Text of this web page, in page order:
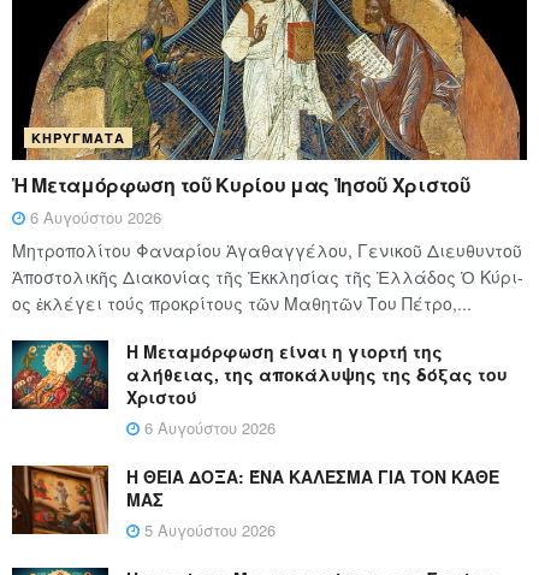
ΚΗΡΎΓΜΑΤΑ
Ἡ Μεταμόρφωση τοῦ Κυρίου μας Ἰησοῦ Χριστοῦ
6 Αυγούστου 2026
Μητροπολίτου Φαναρίου Ἀγαθαγγέλου, Γενικοῦ Διευθυντοῦ
Ἀποστολικῆς Διακονίας τῆς Ἐκκλησίας τῆς Ἑλλάδος Ὁ Κύ­ρι­
ος ἐκλέγει τούς προ­κρί­τους τῶν Μα­θη­τῶν Του Πέ­τρο,...
Η Μεταμόρφωση είναι η γιορτή της
αλήθειας, της αποκάλυψης της δόξας του
Χριστού
6 Αυγούστου 2026
Η ΘΕΙΑ ΔΟΞΑ: ΈΝΑ ΚΑΛΕΣΜΑ ΓΙΑ ΤΟΝ ΚΑΘΕ
ΜΑΣ
5 Αυγούστου 2026